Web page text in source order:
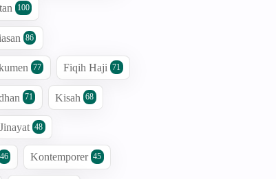
100
86
77 Fiqih Haji 71
71 Kisah 68
Jinayat 48
46 Kontemporer 45